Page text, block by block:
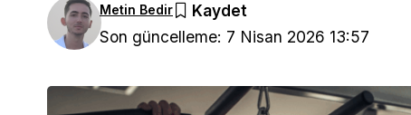
Son güncelleme: 7 Nisan 2026 13:57
Metin Bedir